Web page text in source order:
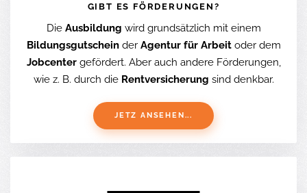
GIBT ES FÖRDERUNGEN?
Die Ausbildung wird grundsätzlich mit einem
BildungsgutscheinderAgentur für Arbeitoder dem
Jobcentergefördert. Aber auch andere Förderungen,
wie z. B. durch die Rentversicherung sind denkbar.
JETZ ANSEHEN...